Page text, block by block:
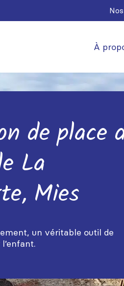
À
de place
La
Mies
un véritable outil de